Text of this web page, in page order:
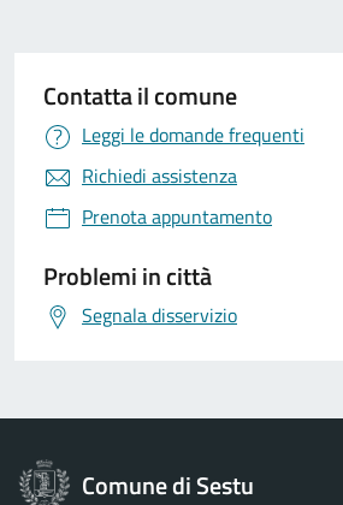
Contatta il comune
Leggi le domande frequenti
Richiedi assistenza
Prenota appuntamento
Problemi in città
Segnala disservizio
Comune di Sestu